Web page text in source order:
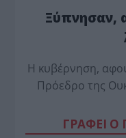
Ξύπνησαν,
Η κυβέρνηση,
Πρόεδρο της
ΓΡΑΦΕΙ Ο